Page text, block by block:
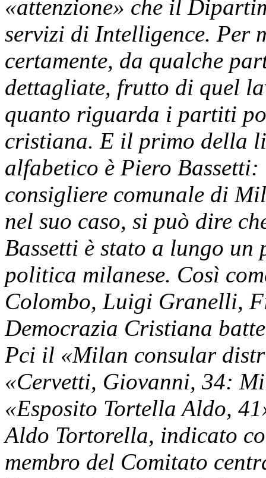
«attenzione» che il
servizi di Intelligence. Per
certamente, da qualche
dettagliate, frutto di quel
quanto riguarda i partiti
cristiana. E il primo della
alfabetico è Piero
consigliere comunale di
nel suo caso, si può dire
Bassetti è stato a lungo
politica milanese. Così
Colombo, Luigi Granelli,
Democrazia Cristiana
Pci il «Milan consular
«Cervetti, Giovanni, 34:
«Esposito Tortella Aldo,
Aldo Tortorella, indicato
membro del Comitato